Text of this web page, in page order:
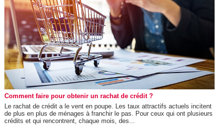
Comment faire pour obtenir un rachat de crédit ?
Le rachat de crédit a le vent en poupe. Les taux attractifs actuels incitent
de plus en plus de ménages à franchir le pas. Pour ceux qui ont plusieurs
crédits et qui rencontrent, chaque mois, des...